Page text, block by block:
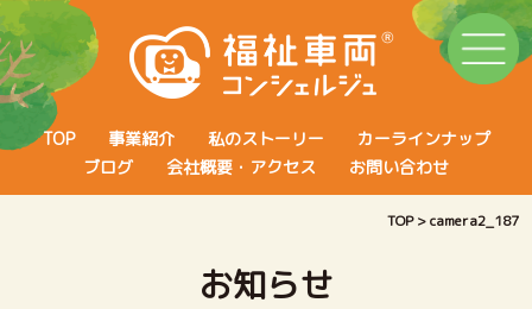
TOP 事業紹介 私のストーリー
カーラインナップ
ブログ
会社概要・アクセス お問い合わせ
TOP>camera2_187
お知らせ